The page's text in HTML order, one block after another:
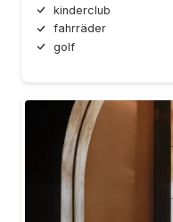
kinderclub
fahrräder
golf